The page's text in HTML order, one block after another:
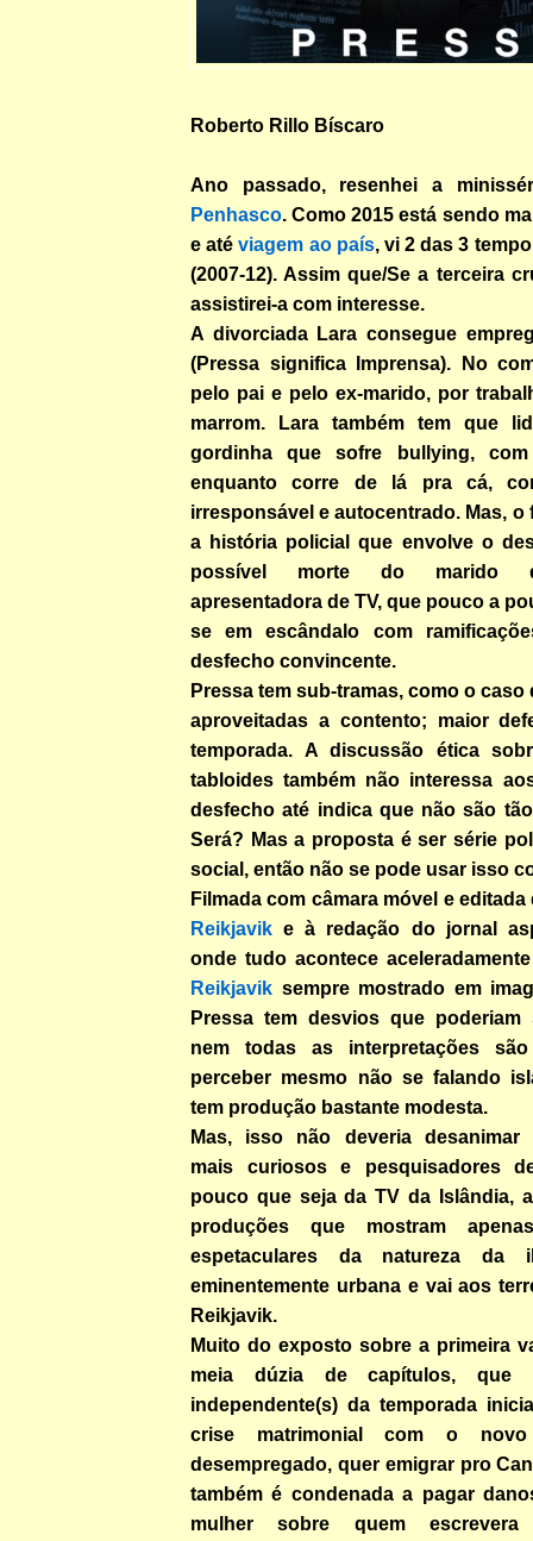
Roberto Rillo Bíscaro
Ano passado, resenhei a
Penhasco. Como 2015 está sendo
e atéviagem ao país, vi 2 das 3
(2007-12). Assim que/Se a terceira
assistirei-a com interesse.
A divorciada Lara consegue
(Pressa significa Imprensa). No
pelo pai e pelo ex-marido, por
marrom. Lara também tem que
gordinha que sofre bullying, com
enquanto corre de lá pra cá,
irresponsável e autocentrado. Mas, o
a história policial que envolve o
possível morte do marido
apresentadora de TV, que pouco a
se em escândalo com
desfecho convincente.
Pressa tem sub-tramas, como o caso
aproveitadas a contento; maior
temporada. A discussão ética
tabloides também não interessa
desfecho até indica que não são
Será? Mas a proposta é ser série
social, então não se pode usar isso
Filmada com câmara móvel e
Reikjavik e à redação do jornal
onde tudo acontece
Reikjavik sempre mostrado em
Pressa tem desvios que poderiam
nem todas as interpretações
perceber mesmo não se falando
tem produção bastante modesta.
Mas, isso não deveria desanimar
mais curiosos e pesquisadores
pouco que seja da TV da Islândia,
produções que mostram
espetaculares da natureza da
eminentemente urbana e vai aos
Reikjavik.
Muito do exposto sobre a primeira
meia dúzia de capítulos, que
independente(s) da temporada
crise matrimonial com o
desempregado, quer emigrar pro
também é condenada a pagar
mulher sobre quem escrevera